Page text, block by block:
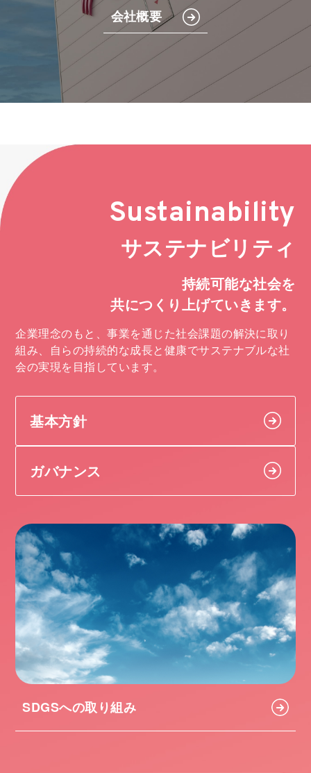
会社概要
Sustainability
サステナビリティ
持続可能な社会を
共につくり上げていきます。
企業理念のもと、事業を通じた社会課題の解決に取り
組み、 自らの持続的な成長と健康でサステナブルな社
会の実現を目指しています。
基本方針
ガバナンス
SDGSへの取り組み